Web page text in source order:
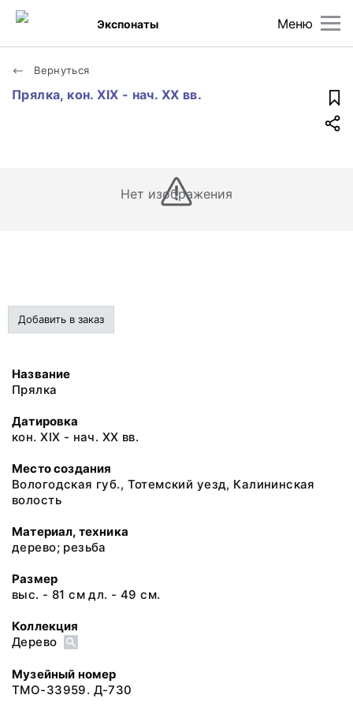
Меню
Экспонаты
Вернуться
Прялка, кон. XIX - нач. XX вв.
Нет изображения
Добавить в заказ
Название
Прялка
Датировка
кон. XIX - нач. XX вв.
Место создания
Вологодская губ., Тотемский уезд, Калининская
волость
Материал, техника
дерево; резьба
Размер
выс. - 81 см дл. - 49 см.
Коллекция
Дерево
Музейный номер
ТМО-33959. Д-730